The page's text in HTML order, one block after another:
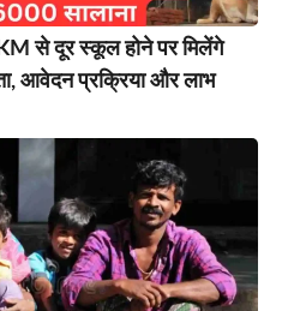
से दूर स्कूल होने पर मिलेंगे
आवेदन प्रक्रिया और लाभ